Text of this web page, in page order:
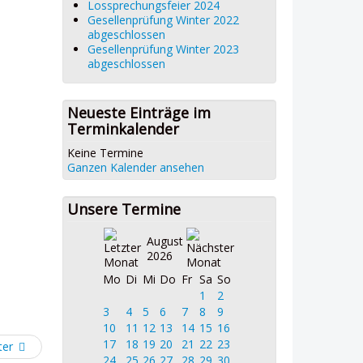
Lossprechungsfeier 2024
Gesellenprüfung Winter 2022
abgeschlossen
Gesellenprüfung Winter 2023
abgeschlossen
Neueste Einträge im
Terminkalender
Keine Termine
Ganzen Kalender ansehen
Unsere Termine
August
2026
Mo Di Mi Do Fr Sa So
1
2
3
4 5 6 7 8
9
10
11 12 13 14 15 16
17
18 19 20 21 22 23